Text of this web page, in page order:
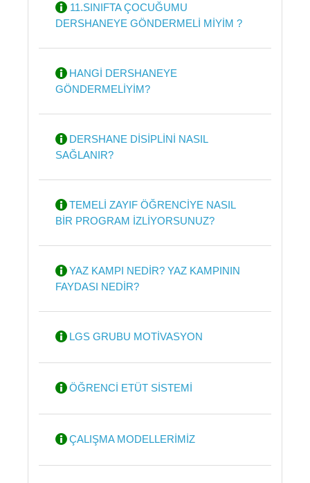
11.SINIFTA ÇOCUĞUMU
DERSHANEYE GÖNDERMELİ MİYİM ?
HANGİ DERSHANEYE
GÖNDERMELİYİM?
DERSHANE DİSİPLİNİ NASIL
SAĞLANIR?
TEMELİ ZAYIF ÖĞRENCİYE NASIL
BİR PROGRAM İZLİYORSUNUZ?
YAZ KAMPI NEDİR? YAZ KAMPININ
FAYDASI NEDİR?
LGS GRUBU MOTİVASYON
ÖĞRENCİ ETÜT SİSTEMİ
ÇALIŞMA MODELLERİMİZ